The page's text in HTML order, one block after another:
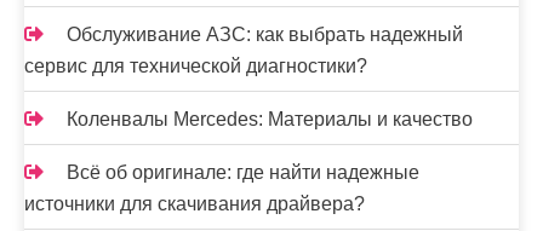
Обслуживание АЗС: как выбрать надежный
сервис для технической диагностики?
Коленвалы Mercedes: Материалы и качество
Всё об оригинале: где найти надежные
источники для скачивания драйвера?